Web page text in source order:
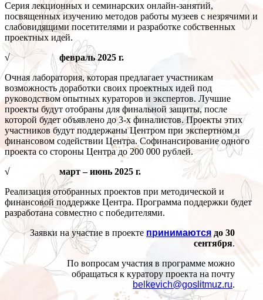
Серия лекционных и семинарских онлайн-занятий,
посвященных изучению методов работы музеев с незрячими и
слабовидящими посетителями и разработке собственных
проектных идей.
√ февраль 2025 г.
Очная лаборатория, которая предлагает участникам
возможность доработки своих проектных идей под
руководством опытных кураторов и экспертов. Лучшие
проекты будут отобраны для финальной защиты, после
которой будет объявлено до 3-х финалистов. Проекты этих
участников будут поддержаны Центром при экспертном и
финансовом содействии Центра. Софинансирование одного
проекта со стороны Центра до 200 000 рублей.
√ март – июнь 2025 г.
Реализация отобранных проектов при методической и
финансовой поддержке Центра. Программа поддержки будет
разработана совместно с победителями.
Заявки на участие в проекте принимаются до 30
сентября.
По вопросам участия в программе можно
обращаться к куратору проекта на почту
belkevich@goslitmuz.ru.